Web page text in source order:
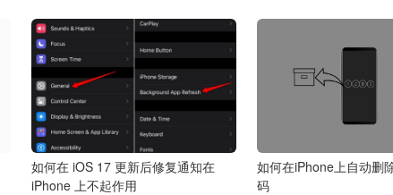
如何在 iOS 17 更新后修复通知在
iPhone 上不起作用
如何在iPhone上自动删
码